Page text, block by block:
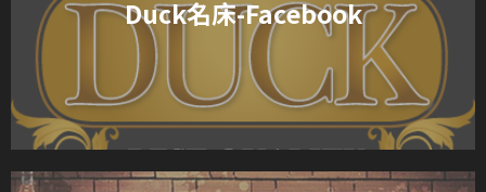
Duck名床-Facebook